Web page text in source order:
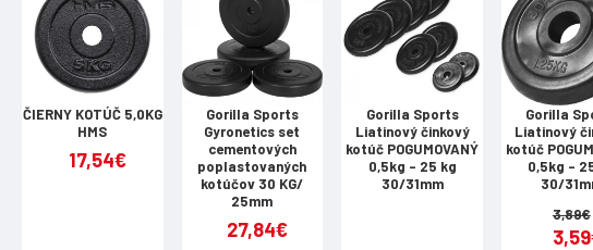
25 kg(p riemer 39 cm,
30 kg (celkový priemer
ČIERNY KOTÚČ 5,0KG
HMS
17,54€
Gorilla Sports
Gyronetics set
cementových
poplastovaných
kotúčov 30 KG/
25mm
27,84€
Gorilla Sports
Liatinový činkový
kotúč POGUMOVANÝ
0,5kg - 25 kg
30/31mm
Gorilla
Liatinový
kotúč
0,5kg -
30/
3,89€